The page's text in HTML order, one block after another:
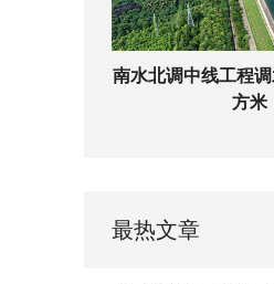
南水北调中线工程
方米
最热文章